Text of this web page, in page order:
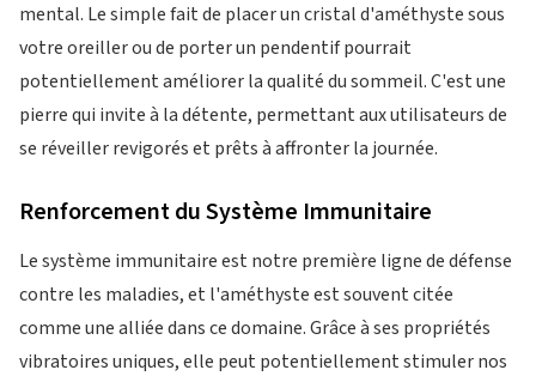
mental. Le simple fait de placer un cristal d'améthyste sous
votre oreiller ou de porter un pendentif pourrait
potentiellement améliorer la qualité du sommeil. C'est une
pierre qui invite à la détente, permettant aux utilisateurs de
se réveiller revigorés et prêts à affronter la journée.
Renforcement du Système Immunitaire
Le système immunitaire est notre première ligne de défense
contre les maladies, et l'améthyste est souvent citée
comme une alliée dans ce domaine. Grâce à ses propriétés
vibratoires uniques, elle peut potentiellement stimuler nos